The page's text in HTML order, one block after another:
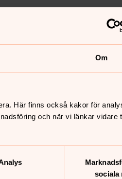
Om
Här finns också kakor för
och när vi länkar vidare
sociala